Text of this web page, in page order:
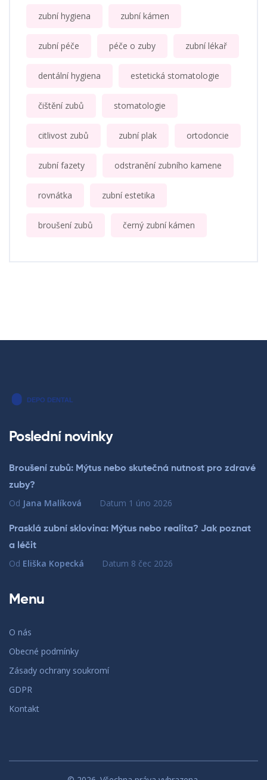
zubní hygiena zubní kámen
zubní péče péče o zuby zubní lékař
dentální hygiena estetická stomatologie
čištění zubů stomatologie
citlivost zubů zubní plak ortodoncie
zubní fazety odstranění zubního kamene
rovnátka zubní estetika
broušení zubů černý zubní kámen
Poslední novinky
Broušení zubů: Mýtus nebo skutečná nutnost pro zdravé
zuby?
Od Jana Malíková Datum 1 úno 2026
Prasklá zubní sklovina: Mýtus nebo realita? Jak poznat
a léčit
Od Eliška Kopecká Datum 8 čec 2026
Menu
O nás
Obecné podmínky
Zásady ochrany soukromí
GDPR
Kontakt